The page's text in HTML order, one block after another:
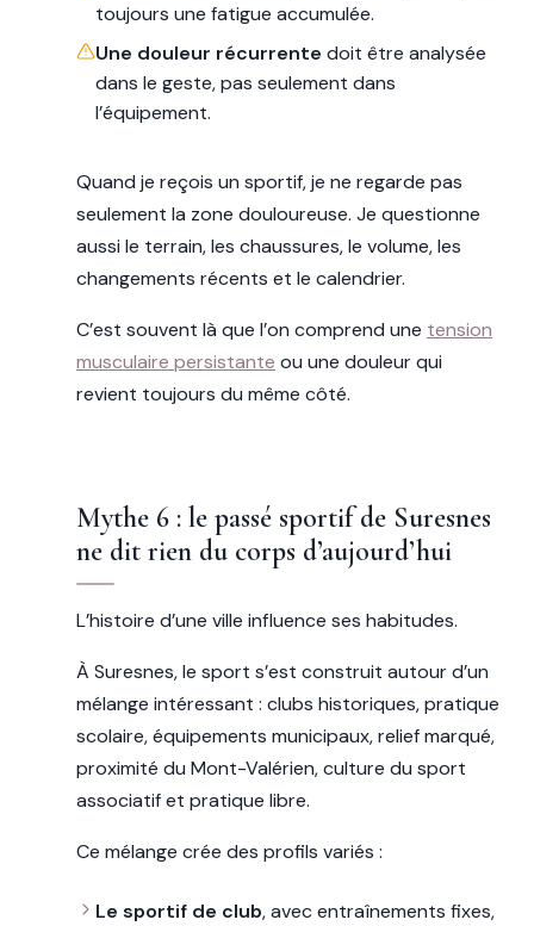
toujours une fatigue accumulée.
Une douleur récurrente doit être analysée
dans le geste, pas seulement dans
l’équipement.
Quand je reçois un sportif, je ne regarde pas
seulement la zone douloureuse. Je questionne
aussi le terrain, les chaussures, le volume, les
changements récents et le calendrier.
C’est souvent là que l’on comprend une tension
musculaire persistante ou une douleur qui
revient toujours du même côté.
Mythe 6 : le passé sportif de Suresnes
ne dit rien du corps d’aujourd’hui
L’histoire d’une ville influence ses habitudes.
À Suresnes, le sport s’est construit autour d’un
mélange intéressant : clubs historiques, pratique
scolaire, équipements municipaux, relief marqué,
proximité du Mont-Valérien, culture du sport
associatif et pratique libre.
Ce mélange crée des profils variés :
Le sportif de club, avec entraînements fixes,